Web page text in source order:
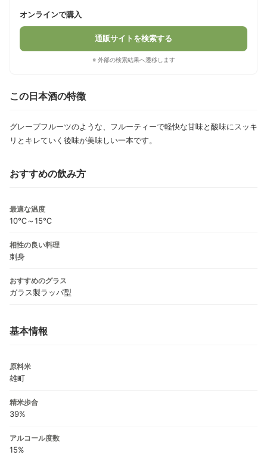
オンラインで購入
通販サイトを検索する
※ 外部の検索結果へ遷移します
この日本酒の特徴
グレープフルーツのような、フルーティーで軽快な甘味と酸味にスッキ
リとキレていく後味が美味しい一本です。
おすすめの飲み方
最適な温度
10℃～15℃
相性の良い料理
刺身
おすすめのグラス
ガラス製ラッパ型
基本情報
原料米
雄町
精米歩合
39%
アルコール度数
15%